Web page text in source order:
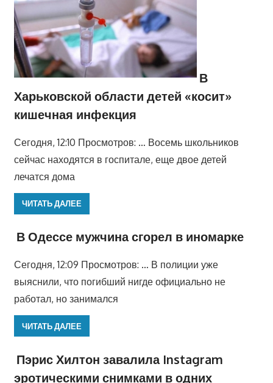
В
Харьковской области детей «косит»
кишечная инфекция
Сегодня, 12:10 Просмотров: … Восемь школьников
сейчас находятся в госпитале, еще двое детей
лечатся дома
ЧИТАТЬ ДАЛЕЕ
В Одессе мужчина сгорел в иномарке
Сегодня, 12:09 Просмотров: … В полиции уже
выяснили, что погибший нигде официально не
работал, но занимался
ЧИТАТЬ ДАЛЕЕ
Пэрис Хилтон завалила Instagram
эротическими снимками в одних